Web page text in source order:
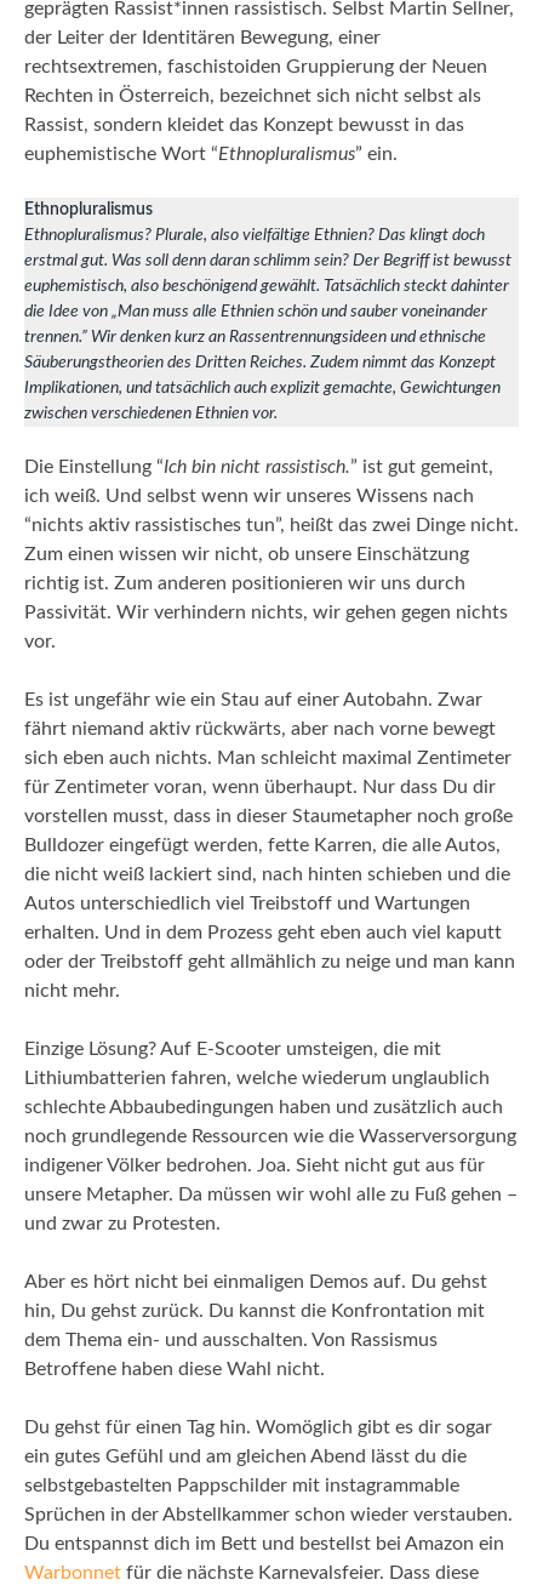
geprägten Rassist*innen rassistisch. Selbst Martin Sellner,
der Leiter der Identitären Bewegung, einer
rechtsextremen, faschistoiden Gruppierung der Neuen
Rechten in Österreich, bezeichnet sich nicht selbst als
Rassist, sondern kleidet das Konzept bewusst in das
euphemistische Wort “Ethnopluralismus” ein.
Ethnopluralismus
Ethnopluralismus? Plurale, also vielfältige Ethnien? Das klingt doch
erstmal gut. Was soll denn daran schlimm sein? Der Begriff ist bewusst
euphemistisch, also beschönigend gewählt. Tatsächlich steckt dahinter
die Idee von „Man muss alle Ethnien schön und sauber voneinander
trennen.” Wir denken kurz an Rassentrennungsideen und ethnische
Säuberungstheorien des Dritten Reiches. Zudem nimmt das Konzept
Implikationen, und tatsächlich auch explizit gemachte, Gewichtungen
zwischen verschiedenen Ethnien vor.
Die Einstellung “Ich bin nicht rassistisch.” ist gut gemeint,
ich weiß. Und selbst wenn wir unseres Wissens nach
“nichts aktiv rassistisches tun”, heißt das zwei Dinge nicht.
Zum einen wissen wir nicht, ob unsere Einschätzung
richtig ist. Zum anderen positionieren wir uns durch
Passivität. Wir verhindern nichts, wir gehen gegen nichts
vor.
Es ist ungefähr wie ein Stau auf einer Autobahn. Zwar
fährt niemand aktiv rückwärts, aber nach vorne bewegt
sich eben auch nichts. Man schleicht maximal Zentimeter
für Zentimeter voran, wenn überhaupt. Nur dass Du dir
vorstellen musst, dass in dieser Staumetapher noch große
Bulldozer eingefügt werden, fette Karren, die alle Autos,
die nicht weiß lackiert sind, nach hinten schieben und die
Autos unterschiedlich viel Treibstoff und Wartungen
erhalten. Und in dem Prozess geht eben auch viel kaputt
oder der Treibstoff geht allmählich zu neige und man kann
nicht mehr.
Einzige Lösung? Auf E-Scooter umsteigen, die mit
Lithiumbatterien fahren, welche wiederum unglaublich
schlechte Abbaubedingungen haben und zusätzlich auch
noch grundlegende Ressourcen wie die Wasserversorgung
indigener Völker bedrohen. Joa. Sieht nicht gut aus für
unsere Metapher. Da müssen wir wohl alle zu Fuß gehen –
und zwar zu Protesten.
Aber es hört nicht bei einmaligen Demos auf. Du gehst
hin, Du gehst zurück. Du kannst die Konfrontation mit
dem Thema ein- und ausschalten. Von Rassismus
Betroffene haben diese Wahl nicht.
Du gehst für einen Tag hin. Womöglich gibt es dir sogar
ein gutes Gefühl und am gleichen Abend lässt du die
selbstgebastelten Pappschilder mit instagrammable
Sprüchen in der Abstellkammer schon wieder verstauben.
Du entspannst dich im Bett und bestellst bei Amazon ein
Warbonnet für die nächste Karnevalsfeier. Dass diese